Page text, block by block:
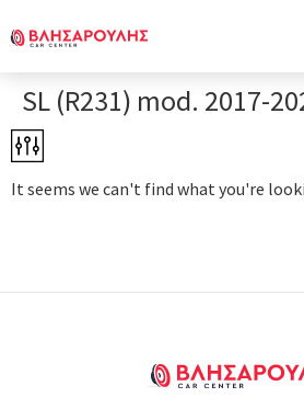
SL (R231) mod. 2017-
It seems we can't find what you're